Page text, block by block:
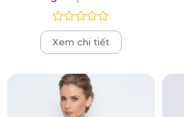
Được
xếp
hạng
sao
Xem chi tiết